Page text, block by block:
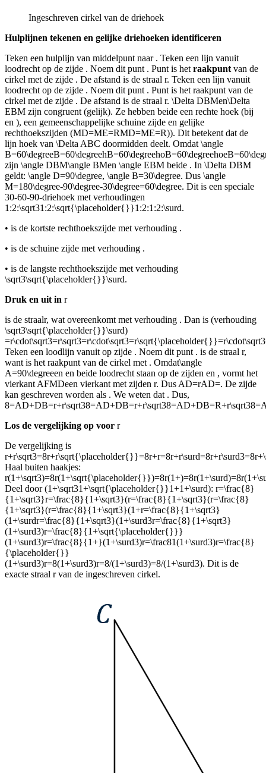
Ingeschreven cirkel van de driehoek
Hulplijnen tekenen en gelijke driehoeken identificeren
Teken een hulplijn van middelpunt naar . Teken een lijn vanuit
loodrecht op de zijde . Noem dit punt . Punt is het raakpunt van de
cirkel met de zijde . De afstand is de straal r. Teken een lijn vanuit
loodrecht op de zijde . Noem dit punt . Punt is het raakpunt van de
cirkel met de zijde . De afstand is de straal r. \Delta DBMen\Delta
EBM zijn congruent (gelijk). Ze hebben beide een rechte hoek (bij
en ), een gemeenschappelijke schuine zijde en gelijke
rechthoekszijden (MD=ME=RMD=ME=R)). Dit betekent dat de
lijn hoek van \Delta ABC doormidden deelt. Omdat \angle
zijn \angle DBM\angle BMen \angle EBM beide . In \Delta DBM
geldt: \angle D=90\degree, \angle B=30\degree. Dus \angle
M=180\degree-90\degree-30\degree=60\degree. Dit is een speciale
30-60-90-driehoek met verhoudingen
1:2:\sqrt31:2:\sqrt{\placeholder{}}1:2:1:2:\surd.
• is de kortste rechthoekszijde met verhouding .
• is de schuine zijde met verhouding .
• is de langste rechthoekszijde met verhouding
\sqrt3\sqrt{\placeholder{}}\surd.
Druk en uit in r
is de straalr, wat overeenkomt met verhouding . Dan is (verhouding
\sqrt3\sqrt{\placeholder{}}\surd)
Teken een loodlijn vanuit op zijde . Noem dit punt . is de straal r,
want is het raakpunt van de cirkel met . Omdat\angle
A=90\degreeen en beide loodrecht staan op de zijden en , vormt het
vierkant AFMDeen vierkant met zijden r. Dus AD=rAD=. De zijde
kan geschreven worden als . We weten dat . Dus,
Los de vergelijking op voor r
De vergelijking is
Haal buiten haakjes:
Deel door (1+\sqrt31+\sqrt{\placeholder{}}1+1+\surd): r=\frac{8}
{1+\sqrt3}r=\frac{8}{1+\sqrt3}(r=\frac{8}{1+\sqrt3}(r=\frac{8}
{1+\sqrt3}(r=\frac{8}{1+\sqrt3}(1+r=\frac{8}{1+\sqrt3}
(1+\surdr=\frac{8}{1+\sqrt3}(1+\surd3r=\frac{8}{1+\sqrt3}
(1+\surd3)r=\frac{8}{1+\sqrt{\placeholder{}}}
(1+\surd3)r=\frac{8}{1+}(1+\surd3)r=\frac81(1+\surd3)r=\frac{8}
{\placeholder{}}
(1+\surd3)r=8(1+\surd3)r=8/(1+\surd3)=8/(1+\surd3). Dit is de
exacte straal rvan de ingeschreven cirkel.